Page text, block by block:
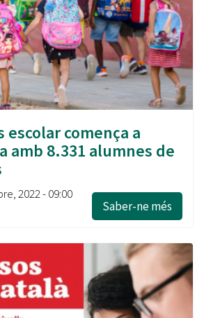
escolar comença a
amb 8.331 alumnes de
2022 - 09:00
Saber-ne més